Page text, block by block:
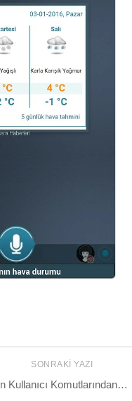
SONRAKI YAZI
Kullanıcı Komutlarından…